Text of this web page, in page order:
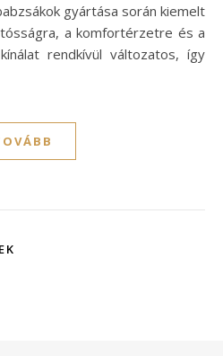
gyártása során kiemelt
a komfortérzetre és a
rendkívül változatos, így